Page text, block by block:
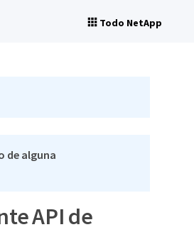
Todo NetApp
de alguna
API de